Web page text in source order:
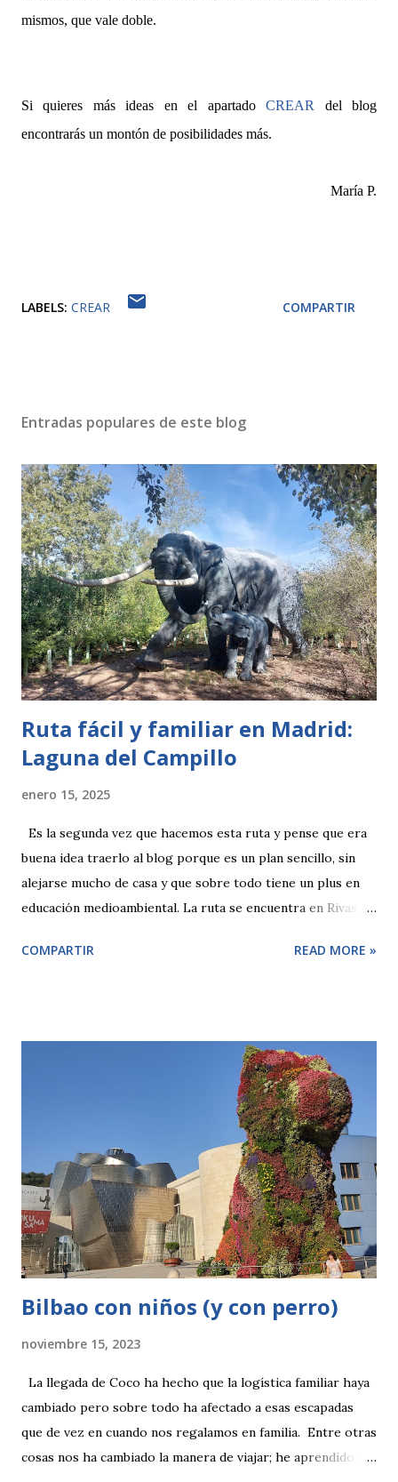
mismos, que vale doble.
Si quieres más ideas en el apartadoCREAR
del blog
encontrarás un montón de posibilidades más.
María P.
LABELS: CREAR COMPARTIR
Entradas populares de este blog
Ruta fácil y familiar en Madrid:
Laguna del Campillo
enero 15, 2025
Es la segunda vez que hacemos esta ruta y pense que era
buena idea traerlo al blog porque es un plan sencillo, sin
alejarse mucho de casa y que sobre todo tiene un plus en
educación medioambiental. La ruta se encuentra en Rivas
poniendo Laguna El Campillo . A la entrada verás que no
haces entera son unos 5 kilometros. Anes de empezar
debes tener en cuenta que al ser una ruta circular puedes
empezar por un sentido u otro. Por la parte izquierda te
encontrarás con el final del Tren Histórico de Arganda ,
nosotros tuvimos la suerte de coincidir con él, si accedes
por ese sitio luego podrás bajar a la senda que rodea la
laguna para ello debes atravesar las vías con un poco de
cuidado. O bien puedes ir hacia la derecha e iniciar allí la
ruta...
COMPARTIR READ MORE »
Bilbao con niños (y con perro)
noviembre 15, 2023
La llegada de Coco ha hecho que la logística familiar haya
cambiado pero sobre todo ha afectado a esas escapadas
que de vez en cuando nos regalamos en familia. Entre otras
cosas nos ha cambiado la manera de viajar; he aprendido a